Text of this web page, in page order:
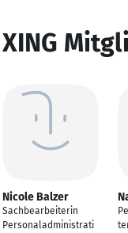
XING
Nicole Balzer
Sachbearbeiterin
Personaladministrati